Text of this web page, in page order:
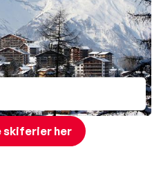
skiferier her